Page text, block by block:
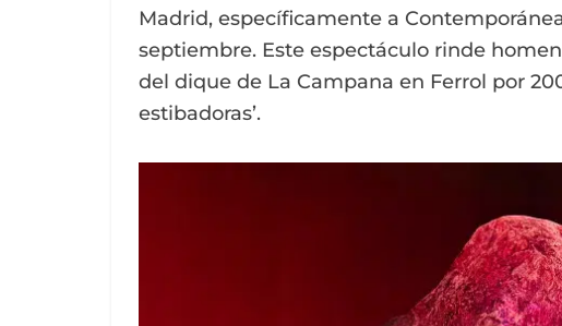
Madrid, específicamente a
septiembre. Este espectáculo rinde
del dique de La Campana en Ferrol por
estibadoras’.